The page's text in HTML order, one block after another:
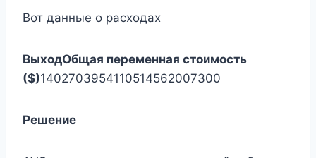
Вот данные о расходах
ВыходОбщая переменная стоимость
($)1402703954110514562007300
Решение